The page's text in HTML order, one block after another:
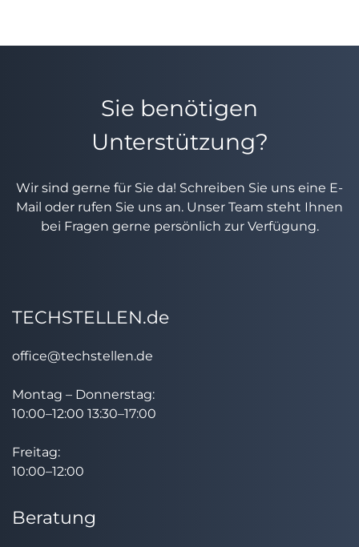
Sie benötigen
Unterstützung?
Wir sind gerne für Sie da! Schreiben Sie uns eine E-
Mail oder rufen Sie uns an. Unser Team steht Ihnen
bei Fragen gerne persönlich zur Verfügung.
TECHSTELLEN.de
office@techstellen.de
Montag – Donnerstag:
10:00–12:00 13:30–17:00
Freitag:
10:00–12:00
Beratung